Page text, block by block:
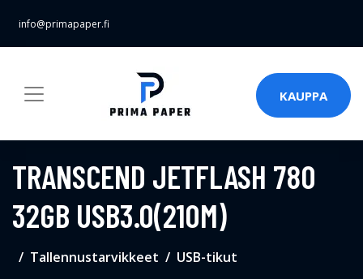
info@primapaper.fi
KAUPPA
TRANSCEND JETFLASH 780
32GB USB3.0(210M)
Tallennustarvikkeet USB-tikut